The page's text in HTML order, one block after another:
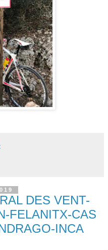
DES VENT-
FELANITX-CAS
INCA